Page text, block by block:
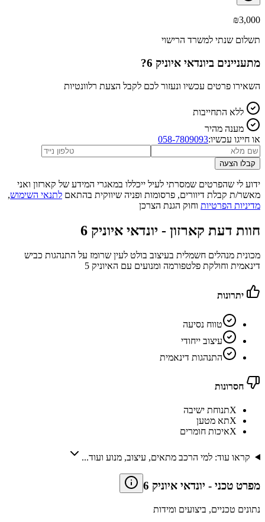
₪3,000
תשלום שנתי למשרד הרישוי
מתעניינים ביונדאי איוניק 6 ?
השאירו פרטים עכשיו ונעזור לכם לקבל הצעת רלוונטיות
ללא התחייבות
מענה מהיר
או חייגו עכשיו:058-7809093
קבלו הצעה
ידוע לי שהפרטים שמסרתי לעיל ייכללו במאגרי המידע של קארזון ואני
מאשר/ת קבלת דיוורים, פרסומות ופניה שיווקית בהתאם לתנאי השימוש,
מדיניות הפרטיות וחוק הגנת הצרכן
חוות דעת קארזון - יונדאי איוניק 6
מכונית מנהלים חשמלית בעיצוב בולט לעין שרומז על התנהגות כביש
דינאמית וחולקת פלטפורמה ומנועים עם האיוניק 5
יתרונות
טווח נסיעה
עיצוב ייחודי
התנהגות דינאמית
חסרונות
Xתנוחת ישיבה
Xתא מטען
Xאיכות חומרים
קראו עוד: למי הרכב מתאים, עיצוב, מנוע ועוד...
מפרט טכני - יונדאי איוניק 6
נתונים טכניים, ביצועים ומידות